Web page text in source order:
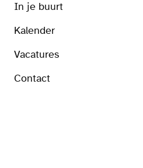
In je buurt
Kalender
Vacatures
Contact